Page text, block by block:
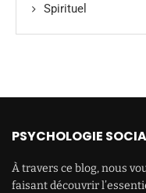
Spirituel
PSYCHOLOGIE
À travers ce blog, nous
faisant découvrir